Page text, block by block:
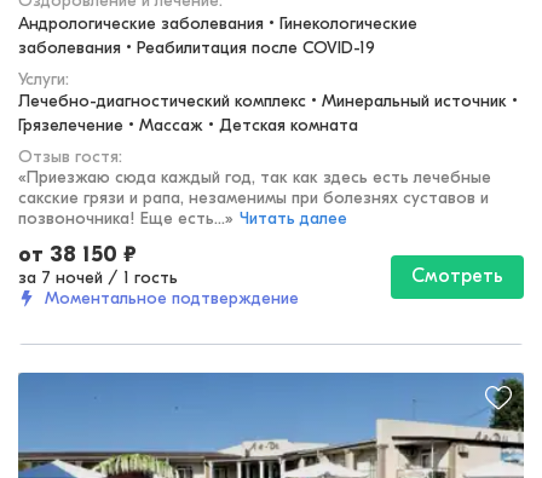
Андрологические заболевания • Гинекологические
заболевания • Реабилитация после COVID-19
Услуги:
Лечебно-диагностический комплекс • Минеральный источник •
Грязелечение • Массаж • Детская комната
Отзыв гостя:
«Приезжаю сюда каждый год, так как здесь есть лечебные
сакские грязи и рапа, незаменимы при болезнях суставов и
позвоночника! Еще есть...» Читать далее
от 38 150 ₽
за 7 ночей / 1 гость
Моментальное подтверждение
Смотреть